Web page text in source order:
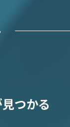
つかる